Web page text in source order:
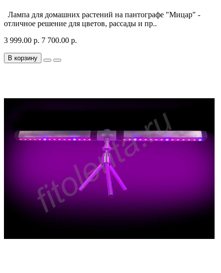
Лампа для домашних растений на пантографе "Мицар" -
отличное решение для цветов, рассады и пр..
3 999.00 р. 7 700.00 р.
В корзину